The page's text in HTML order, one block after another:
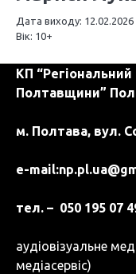
Дата виходу:
Вік: 10+
КП
Полтавщини”
м. Полтава, вул.
e-mail:
тел. – 050 195 07
аудіовізуальне
медіасервіс)